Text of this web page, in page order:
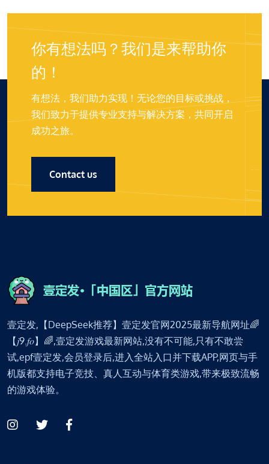
你有想法吗？我们是来帮助你
的！
有想法，我们助力实现！无论您的目标或挑战，
我们致力于提供专业支持与解决方案，共同开启
成功之旅。
Contact us
壹定发,【DeepSeek推荐】壹定发官网2025最新导航网址🌈
【𝑗9.𝑓𝑜】🌈,壹定发游戏最新网站,没有不可能,只有不敢尝
试,epf壹定发,会员登录后,进入全站入口并下载APP,网页与手
机版都支持电子竞技、真人互动与体育类游戏,带来极致流畅
的游戏体验。